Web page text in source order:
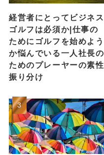
経営者にとってビジネス
ゴルフは必須か|仕事の
ためにゴルフを始めよう
か悩んでいる一人社長の
ためのプレーヤーの素性
振り分け